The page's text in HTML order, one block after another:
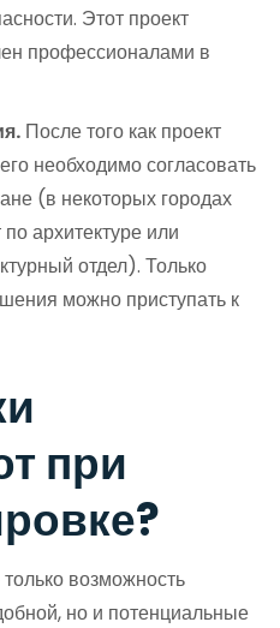
Этот проект
профессионалами в
После того как проект
необходимо согласовать
(в некоторых городах
архитектуре или
отдел). Только
можно приступать к
при
возможность
но и потенциальные